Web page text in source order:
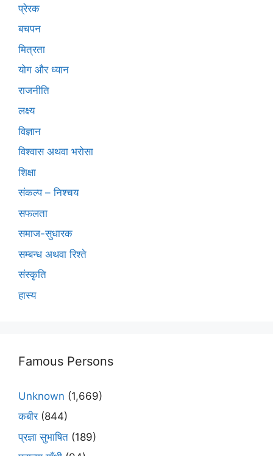
प्रेरक
बचपन
मित्रता
योग और ध्यान
राजनीति
लक्ष्य
विज्ञान
विश्वास अथवा भरोसा
शिक्षा
संकल्प – निश्चय
सफलता
समाज-सुधारक
सम्बन्ध अथवा रिश्ते
संस्कृति
हास्य
Famous Persons
Unknown (1,669)
कबीर(844)
प्रज्ञा सुभाषित (189)